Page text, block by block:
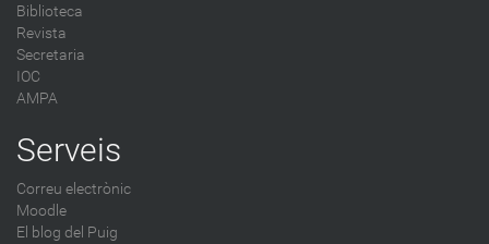
Biblioteca
Revista
Secretaria
IOC
AMPA
Serveis
Correu electrònic
Moodle
El blog del Puig